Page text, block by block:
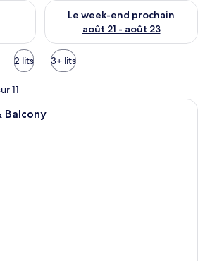
ce week-end août 14 - août 16
Le week-end prochain
août 21 - août 23
Vérifier la disponibilité pour
2 lits 3+ lits
11
Une chambre d’hôtel avec un grand
Balcony